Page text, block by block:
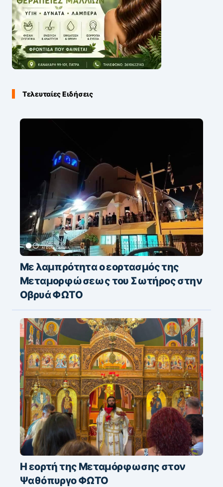
Τελευταίες Ειδήσεις
Με λαμπρότητα ο εορτασμός της
Μεταμορφώσεως του Σωτήρος στην
Οβρυά ΦΩΤΟ
Η εορτή της Μεταμόρφωσης στον
Ψαθόπυργο ΦΩΤΟ